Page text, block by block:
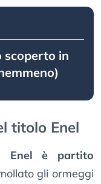
scoperto in
titolo Enel
Enel è partito
gli ormeggi